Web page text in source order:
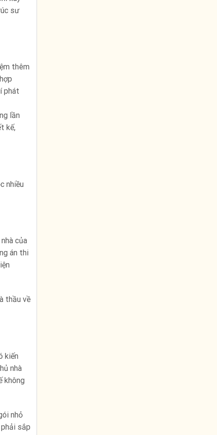
sư
thêm
phát
lần
kế,
nhiều
của
án thi
thầu về
kiến
nhà
không
nhỏ
sắp